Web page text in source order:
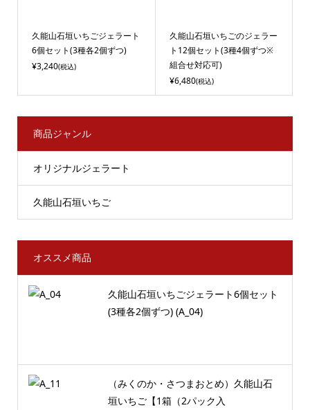
久能山石垣いちごジェラート
6個セット(3種各2個ずつ)
¥3,240(税込)
久能山石垣いちごのジェラー
ト12個セット(3種4個ずつ※
組合せ対応可)
¥6,480(税込)
商品ジャンル
オリジナルジェラート
久能山石垣いちご
オススメ商品
久能山石垣いちごジェラート6個セット
(3種各2個ずつ) (A_04)
（みくのか・さつまおとめ）久能山石
垣いちご【1箱（2パック入